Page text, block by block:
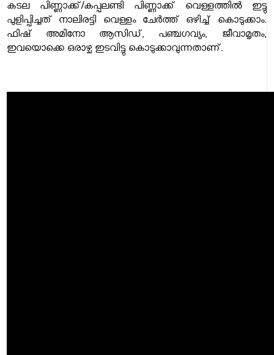
കടല പിണ്ണാക്ക്/കപ്പലണ്ടി പിണ്ണാക്ക് വെള്ളത്തില്‍ ഇട്ടു
പുളിപ്പിച്ചത് നാലിരട്ടി വെള്ളം ചേര്‍ത്ത് ഒഴിച്ച് കൊടുക്കാം.
ഫിഷ് അമിനോ ആസിഡ്, പഞ്ചഗവ്യം, ജീവാമൃതം,
ഇവയൊക്കെ ഒരാഴ്ച ഇടവിട്ടു കൊടുക്കാവുന്നതാണ്.